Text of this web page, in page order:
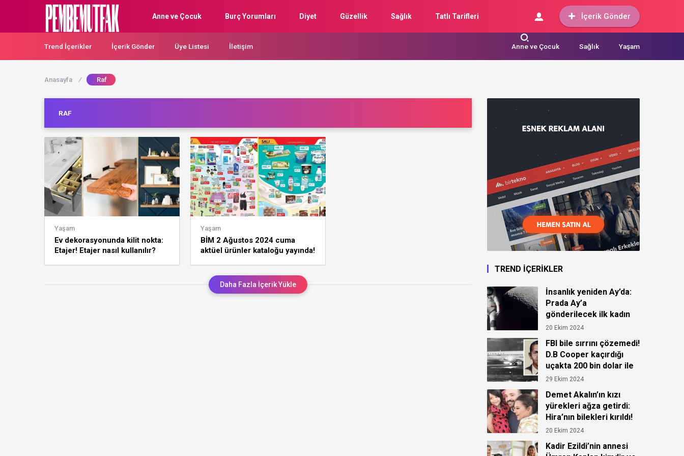
Anne ve Çocuk Burç Yorumları Diyet Güzellik Sağlık Tatlı Tarifleri İçerik Gönder
Trend İçerikler İçerik Gönder Üye Listesi İletişim Anne ve Çocuk Sağlık Yaşam
Anasayfa / Raf
RAF
Yaşam
Ev dekorasyonunda kilit nokta:
Etajer! Etajer nasıl kullanılır?
Yaşam
BİM 2 Ağustos 2024 cuma
aktüel ürünler kataloğu yayında!
Daha Fazla İçerik Yükle
TREND İÇERİKLER
İnsanlık yeniden Ay’da:
Prada Ay’a
gönderilecek ilk kadın
astronot için kıyafet
20 Ekim 2024
FBI bile sırrını çözemedi!
D.B Cooper kaçırdığı
uçakta 200 bin dolar ile
ortadan kayboldu!
29 Ekim 2024
Demet Akalın’ın kızı
yürekleri ağza getirdi:
Hira’nın bilekleri kırıldı!
20 Ekim 2024
Kadir Ezildi’nin annesi